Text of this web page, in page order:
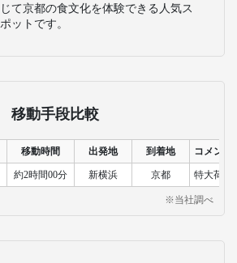
じて京都の食文化を体験できる人気ス
ポットです。
移動手段比較
移動時間 出発地 到着地 コメント
約2時間00分 新横浜 京都 特大荷物
※当社調べ